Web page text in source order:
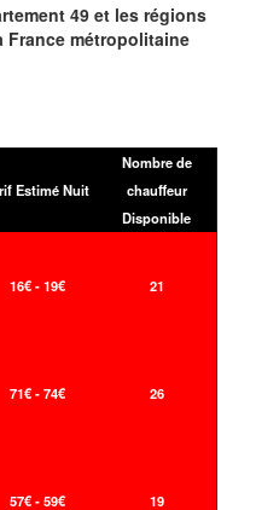
49 et les régions
France métropolitaine
Estimé Nuit
Nombre de
chauffeur
Disponible
16€ - 19€ 21
71€ - 74€ 26
57€ - 59€ 19